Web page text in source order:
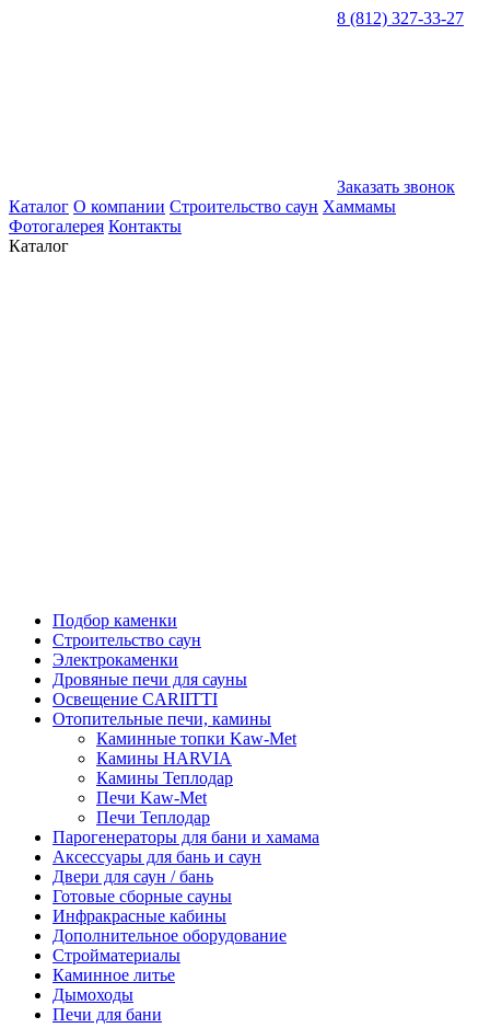
8 (812) 327-33-27
Заказать звонок
Каталог О компании Строительство саун Хаммамы
Фотогалерея Контакты
Каталог
Подбор каменки
Строительство саун
Электрокаменки
Дровяные печи для сауны
Освещение CARIITTI
Отопительные печи, камины
Каминные топки Kaw-Met
Камины HARVIA
Камины Теплодар
Печи Kaw-Met
Печи Теплодар
Парогенераторы для бани и хамама
Аксессуары для бань и саун
Двери для саун / бань
Готовые сборные сауны
Инфракрасные кабины
Дополнительное оборудование
Стройматериалы
Каминное литье
Дымоходы
Печи для бани